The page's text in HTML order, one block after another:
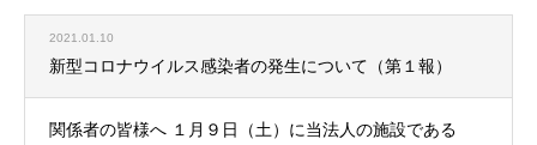
2021.01.10
新型コロナウイルス感染者の発生について（第１報）
関係者の皆様へ １月９日（土）に当法人の施設である